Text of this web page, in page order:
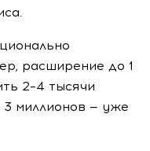
расширение до 1
2–4 тысячи
миллионов — уже